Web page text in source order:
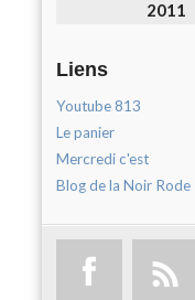
2011
Liens
Youtube 813
Le panier
Mercredi c'est
Blog de la Noir Rode